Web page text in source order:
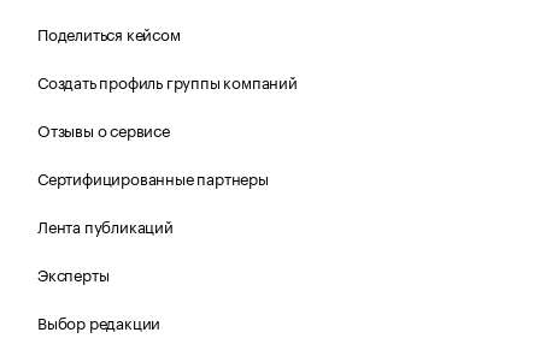
Поделиться кейсом
Создать профиль группы компаний
Отзывы о сервисе
Сертифицированные партнеры
Лента публикаций
Эксперты
Выбор редакции